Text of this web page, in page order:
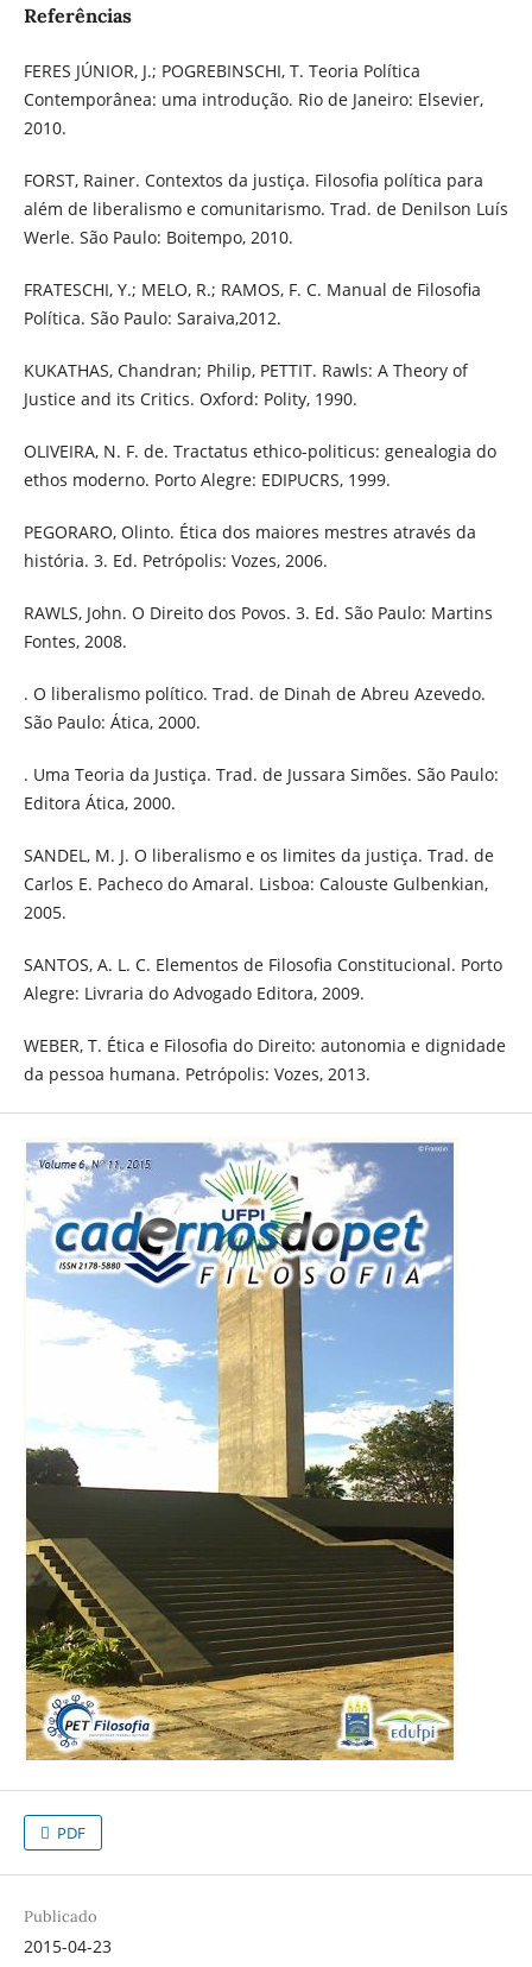
Referências
FERES JÚNIOR, J.; POGREBINSCHI, T. Teoria Política
Contemporânea: uma introdução. Rio de Janeiro: Elsevier,
2010.
FORST, Rainer. Contextos da justiça. Filosofia política para
além de liberalismo e comunitarismo. Trad. de Denilson Luís
Werle. São Paulo: Boitempo, 2010.
FRATESCHI, Y.; MELO, R.; RAMOS, F. C. Manual de Filosofia
Política. São Paulo: Saraiva,2012.
KUKATHAS, Chandran; Philip, PETTIT. Rawls: A Theory of
Justice and its Critics. Oxford: Polity, 1990.
OLIVEIRA, N. F. de. Tractatus ethico-politicus: genealogia do
ethos moderno. Porto Alegre: EDIPUCRS, 1999.
PEGORARO, Olinto. Ética dos maiores mestres através da
história. 3. Ed. Petrópolis: Vozes, 2006.
RAWLS, John. O Direito dos Povos. 3. Ed. São Paulo: Martins
Fontes, 2008.
. O liberalismo político. Trad. de Dinah de Abreu Azevedo.
São Paulo: Ática, 2000.
. Uma Teoria da Justiça. Trad. de Jussara Simões. São Paulo:
Editora Ática, 2000.
SANDEL, M. J. O liberalismo e os limites da justiça. Trad. de
Carlos E. Pacheco do Amaral. Lisboa: Calouste Gulbenkian,
2005.
SANTOS, A. L. C. Elementos de Filosofia Constitucional. Porto
Alegre: Livraria do Advogado Editora, 2009.
WEBER, T. Ética e Filosofia do Direito: autonomia e dignidade
da pessoa humana. Petrópolis: Vozes, 2013.
PDF
Publicado
2015-04-23